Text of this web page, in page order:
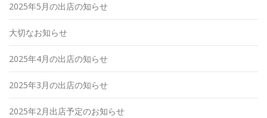
2025年5月の出店の知らせ
大切なお知らせ
2025年4月の出店の知らせ
2025年3月の出店の知らせ
2025年2月出店予定のお知らせ